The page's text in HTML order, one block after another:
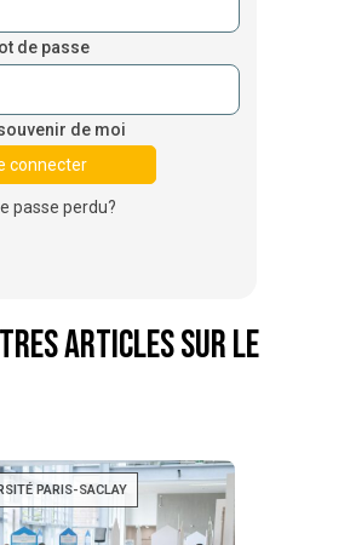
de passe
de moi
passe perdu?
articles sur le
PARIS-SACLAY